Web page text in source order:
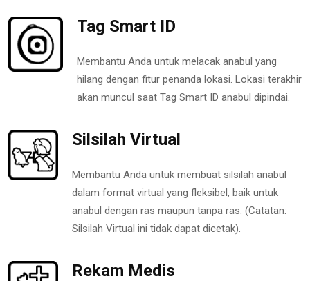
Tag Smart ID
Membantu Anda untuk melacak anabul yang
hilang dengan fitur penanda lokasi. Lokasi terakhir
akan muncul saat Tag Smart ID anabul dipindai.
Silsilah Virtual
Membantu Anda untuk membuat silsilah anabul
dalam format virtual yang fleksibel, baik untuk
anabul dengan ras maupun tanpa ras. (Catatan:
Silsilah Virtual ini tidak dapat dicetak).
Rekam Medis